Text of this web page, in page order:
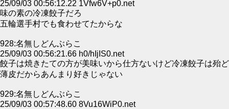
25/09/03 00:56:12.22 1Vfw6V+p0.net
味の素の冷凍餃子だろ
五輪選手村でも食わせてたからな
928:名無しどんぶらこ
25/09/03 00:56:21.66 h0/hIjIS0.net
餃子は焼きたての方が美味いから仕方ないけど冷凍餃子は殆ど
薄皮だからあんまり好きじゃない
929:名無しどんぶらこ
25/09/03 00:57:48.60 8Vu16WiP0.net